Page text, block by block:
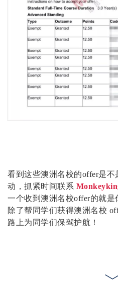
看到这些澳洲名校的offer是
动，抓紧时间联系
一个收到澳洲名校offer的就是
除了帮同学们获得澳洲名校
路上为同学们保驾护航！